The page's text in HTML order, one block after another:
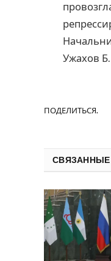
Ужахов
ПОДЕЛИТЬСЯ.
СВЯЗАННЫЕ